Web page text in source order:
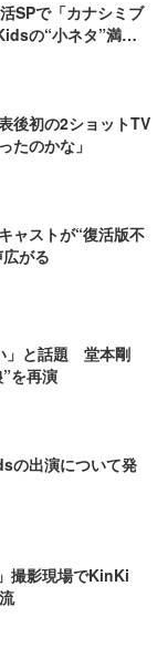
SPで「カナシミブ
の“小ネタ”満載
後初の2ショットTV
のかな」
ャストが“復活版不
がる
」と話題 堂本剛
を再演
の出演について発
撮影現場でKinKi